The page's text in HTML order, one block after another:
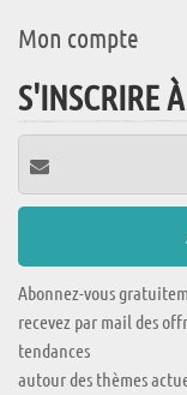
Mon compte
S'INSCRIRE
Abonnez-vous
recevez par mail des
tendances
autour des thèmes